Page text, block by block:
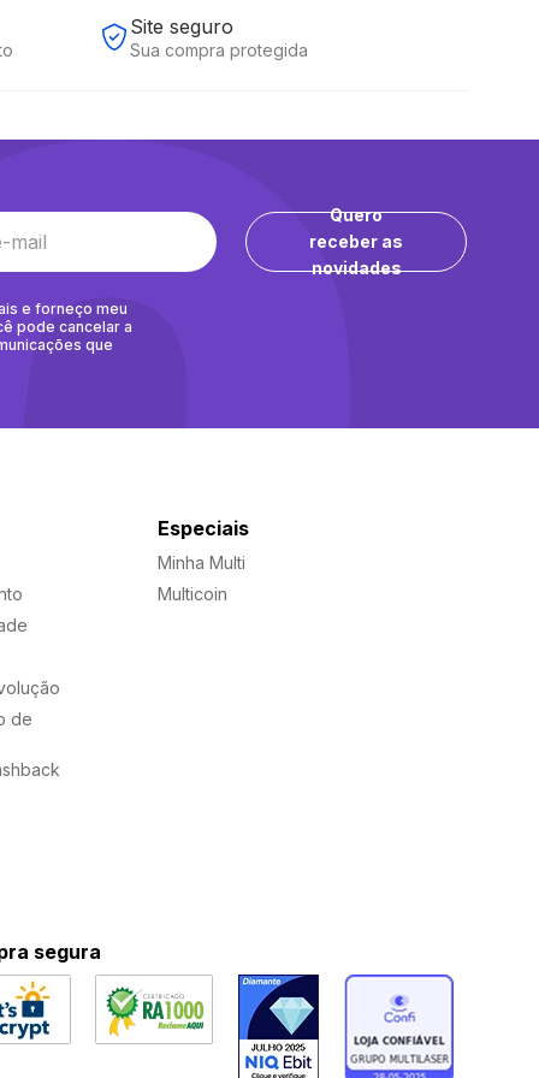
Site seguro
Sua compra protegida
Quero
receber as
novidades
e forneço meu
pode cancelar a
que
de
Especiais
Minha Multi
Multicoin
segura